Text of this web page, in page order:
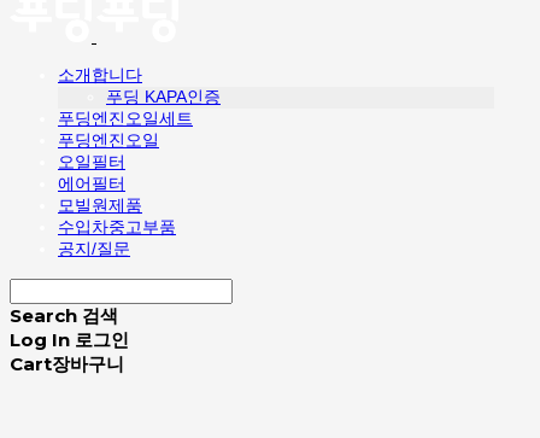
소개합니다
푸딩 KAPA인증
푸딩엔진오일세트
푸딩엔진오일
오일필터
에어필터
모빌원제품
수입차중고부품
공지/질문
Search 검색
Log In 로그인
Cart장바구니